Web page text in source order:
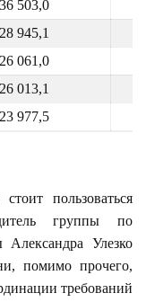
36 503,0
28 945,1
26 061,0
26 013,1
23 977,5
пользоваться
группы по
Улезко
помимо прочего,
требований